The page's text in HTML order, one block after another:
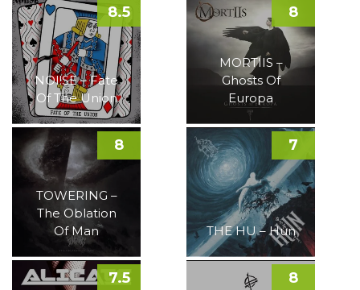
NOI!SE – Fate
Of The Union
8.5
MORTIIS –
Ghosts Of
Europa
8
TOWERING –
The Oblation
Of Man
8
THE HU – Hun
7
7.5 8